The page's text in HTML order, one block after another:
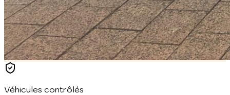
Véhicules contrôlés